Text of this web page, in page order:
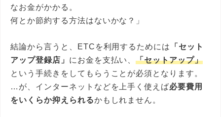
なお金がかかる。
何とか節約する方法はないかな？」
結論から言うと、ETCを利用するためには
「セット
アップ登録店」 にお金を支払い、「セットアップ」
という手続きをしてもらうことが必須となります。
…が、インターネットなどを上手く使えば必要費用
をいくらか抑えられるかもしれません。